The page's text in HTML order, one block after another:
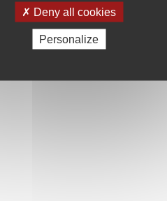
Deny all cookies
Personalize